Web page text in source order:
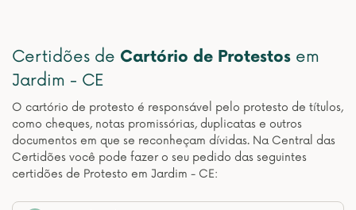
Certidões de Cartório de Protestos em
Jardim - CE
O cartório de protesto é responsável pelo protesto de títulos,
como cheques, notas promissórias, duplicatas e outros
documentos em que se reconheçam dívidas. Na Central das
Certidões você pode fazer o seu pedido das seguintes
certidões de Protesto em Jardim - CE: